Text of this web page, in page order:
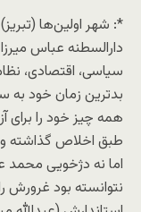
*: شهر اولین‌ها
دارالسطنه عباس
سیاسی، اقتصادی،
بدترین زمان خود به
همه چیز خود را برای
طبق اخلاص گذاشته و
اما نه دژخویی
نتوانسته بود غرورش